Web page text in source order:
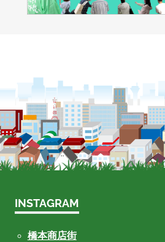
INSTAGRAM
橋本商店街